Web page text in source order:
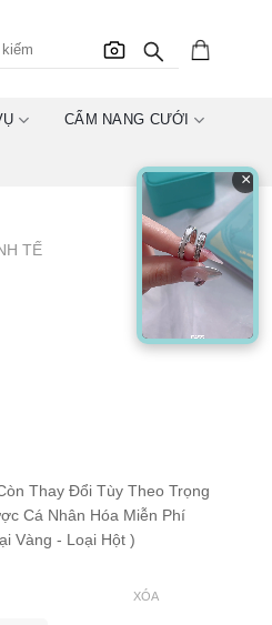
CẨM NANG CƯỚI
TẾ
Thay Đổi Tùy Theo Trọng
Cá Nhân Hóa Miễn Phí
Vàng - Loại Hột )
XÓA
×